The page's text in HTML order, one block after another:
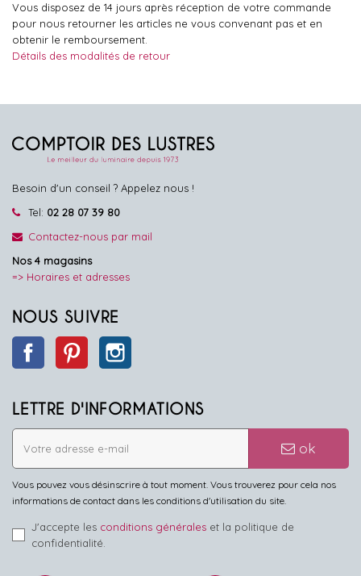
Vous disposez de 14 jours après réception de votre commande
pour nous retourner les articles ne vous convenant pas et en
obtenir le remboursement.
Détails des modalités de retour
Besoin d'un conseil ? Appelez nous !
Tel: 02 28 07 39 80
Contactez-nous par mail
Nos 4 magasins
=> Horaires et adresses
NOUS SUIVRE
Facebook Pinterest
LETTRE D'INFORMATIONS
ok
Vous pouvez vous désinscrire à tout moment. Vous trouverez pour cela nos
informations de contact dans les conditions d'utilisation du site.
J'accepte les conditions générales et la politique de
confidentialité.